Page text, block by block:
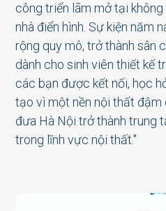
công triển lãm mở tại
nhà điển hình. Sự kiện năm
rộng quy mô, trở thành sân
dành cho sinh viên thiết kế
các bạn được kết nối, học
tạo vì một nền nội thất đậm
đưa Hà Nội trở thành trung
trong lĩnh vực nội thất."